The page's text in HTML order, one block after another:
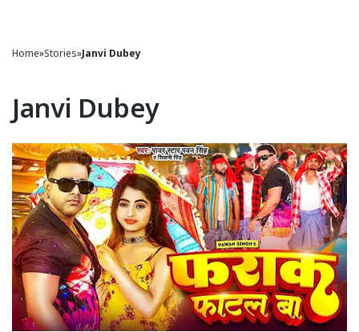
Home»Stories»Janvi Dubey
Janvi Dubey